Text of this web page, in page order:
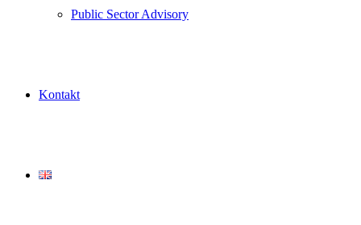
Public Sector Advisory
Kontakt